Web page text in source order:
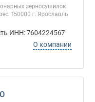
зерносушилок
150000 г. Ярославль
ИНН: 7604224567
О компании